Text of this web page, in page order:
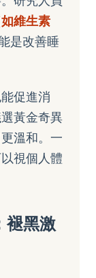
維生素
是改善睡
促進消
黃金奇異
溫和。一
視個人體
褪黑激